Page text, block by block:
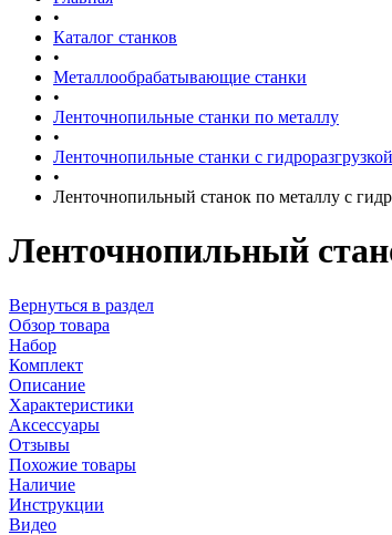
•
Каталог станков
•
Металлообрабатывающие станки
•
Ленточнопильные станки по металлу
•
Ленточнопильные станки с
•
Ленточнопильный станок по металлу с
Ленточнопильный
Вернуться в раздел
Обзор товара
Набор
Комплект
Описание
Характеристики
Аксессуары
Отзывы
Похожие товары
Наличие
Инструкции
Видео